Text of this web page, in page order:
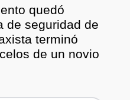
quedó
de seguridad de
terminó
de un novio